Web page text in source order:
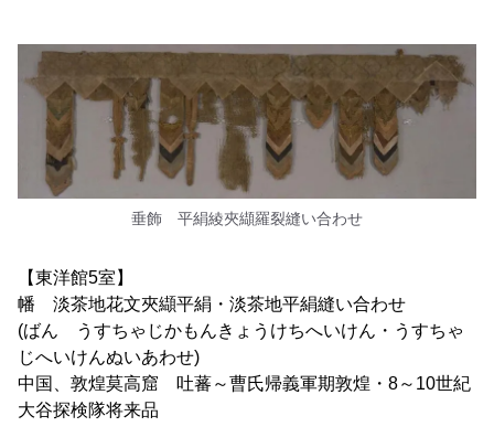
垂飾 平絹綾夾纈羅裂縫い合わせ
【東洋館5室】
幡 淡茶地花文夾纈平絹・淡茶地平絹縫い合わせ
(ばん うすちゃじかもんきょうけちへいけん・うすちゃ
じへいけんぬいあわせ)
中国、敦煌莫高窟 吐蕃～曹氏帰義軍期敦煌・8～10世紀
大谷探検隊将来品